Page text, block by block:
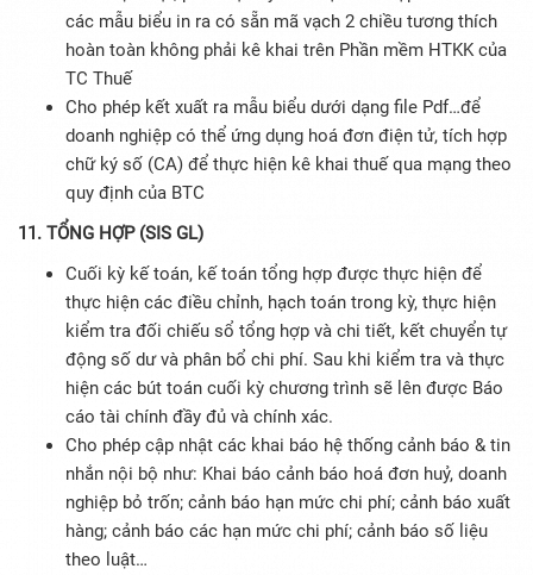
các mẫu biểu in ra có sẵn mã vạch 2 chiều tương thích
hoàn toàn không phải kê khai trên Phần mềm HTKK của
TC Thuế
Cho phép kết xuất ra mẫu biểu dưới dạng file Pdf…để
doanh nghiệp có thể ứng dụng hoá đơn điện tử, tích hợp
chữ ký số (CA) để thực hiện kê khai thuế qua mạng theo
quy định của BTC
11. TỔNG HỢP (SIS GL)
Cuối kỳ kế toán, kế toán tổng hợp được thực hiện để
thực hiện các điều chỉnh, hạch toán trong kỳ, thực hiện
kiểm tra đối chiếu sổ tổng hợp và chi tiết, kết chuyển tự
động số dư và phân bổ chi phí. Sau khi kiểm tra và thực
hiện các bút toán cuối kỳ chương trình sẽ lên được Báo
cáo tài chính đầy đủ và chính xác.
Cho phép cập nhật các khai báo hệ thống cảnh báo & tin
nhắn nội bộ như: Khai báo cảnh báo hoá đơn huỷ, doanh
nghiệp bỏ trốn; cảnh báo hạn mức chi phí; cảnh báo xuất
hàng; cảnh báo các hạn mức chi phí; cảnh báo số liệu
theo luật…